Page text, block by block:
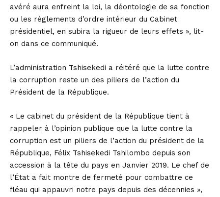
avéré aura enfreint la loi, la déontologie de sa fonction
ou les règlements d’ordre intérieur du Cabinet
présidentiel, en subira la rigueur de leurs effets », lit-
on dans ce communiqué.
L’administration Tshisekedi a réitéré que la lutte contre
la corruption reste un des piliers de l’action du
Président de la République.
« Le cabinet du président de la République tient à
rappeler à l’opinion publique que la lutte contre la
corruption est un piliers de l’action du président de la
République, Félix Tshisekedi Tshilombo depuis son
accession à la tête du pays en Janvier 2019. Le chef de
l’État a fait montre de fermeté pour combattre ce
fléau qui appauvri notre pays depuis des décennies »,